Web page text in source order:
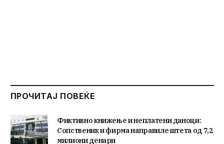
ПРОЧИТАЈ ПОВЕЌЕ
Фиктивно книжење и неплатени даноци:
Сопственик и фирма направиле штета од 7,2
милиони денари